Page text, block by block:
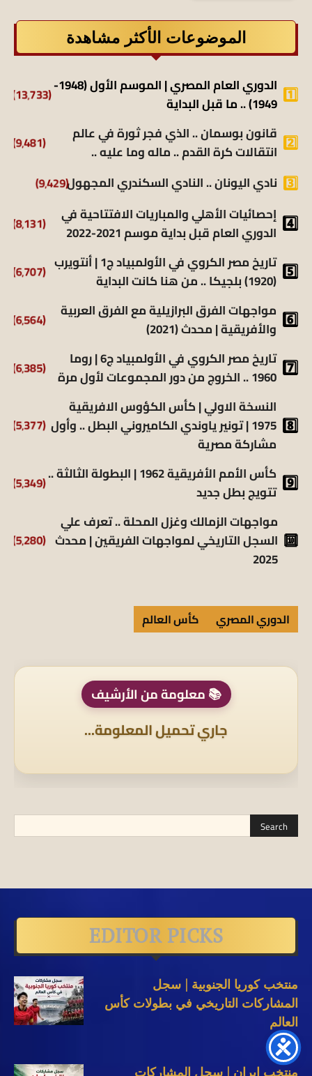
الموضوعات الأكثر مشاهدة
الدوري العام المصري | الموسم الأول (1948-
1949) .. ما قبل البداية
(13٬733)
قانون بوسمان .. الذي فجر ثورة في عالم
انتقالات كرة القدم .. ماله وما عليه ..
(9٬481)
نادي اليونان .. النادي السكندري المجهول(9٬429)
إحصائيات الأهلي والمباريات الافتتاحية في
الدوري العام قبل بداية موسم 2021-2022
(8٬131)
تاريخ مصر الكروي في الأولمبياد ج1 | أنتويرب
(1920) بلجيكا .. من هنا كانت البداية
(6٬707)
مواجهات الفرق البرازيلية مع الفرق العربية
والأفريقية | محدث (2021)
(6٬564)
تاريخ مصر الكروي في الأولمبياد ج6 | روما
1960 .. الخروج من دور المجموعات لأول مرة
(6٬385)
النسخة الاولي | كأس الكؤوس الافريقية
1975 | تونير ياوندي الكاميروني البطل .. وأول
مشاركة مصرية
(5٬377)
كأس الأمم الأفريقية 1962 | البطولة الثالثة ..
تتويج بطل جديد
(5٬349)
مواجهات الزمالك وغزل المحلة .. تعرف علي
السجل التاريخي لمواجهات الفريقين | محدث
2025
(5٬280)
الدوري المصري كأس العالم
📚 معلومة من الأرشيف
جاري تحميل المعلومة...
EDITOR PICKS
منتخب كوريا الجنوبية | سجل
المشاركات التاريخي في بطولات كأس
العالم
منتخب إيران | سجل المشاركات